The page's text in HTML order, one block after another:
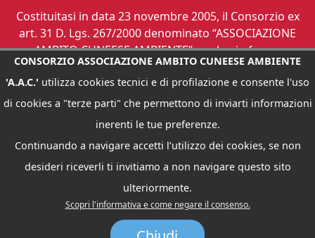
Costituitasi in data 23 novembre 2005, il Consorzio ex
art. 31 D. Lgs. 267/2000 denominato “ASSOCIAZIONE
AMBITO CUNEESE AMBIENTE”, svolge in forma
associata le funzioni di governo di ambito dei servizi
relativi ai rifiuti urbani, ai sensi dell’art. 12 L. R.
24.10.2002, n. 24.
CONSORZIO ASSOCIAZIONE AMBITO CUNEESE AMBIENTE "A.A.C." -
INDIRIZZO : VIA ROMA, 91 - 12045 FOSSANO (CN) TEL. 347.50.17.008 -
FAX: 0172 68858 - C.F.: 92016220045
EMAIL :ATORIFIUTI.CUNEO@EMAIL.IT- PEC :
ATORIFIUTI.CUNEO@LEGAL.EMAIL.IT|INFORMATIVA PRIVACY
AREA RISERVATA
CONSORZIO ASSOCIAZIONE AMBITO CUNEESE AMBIENTE
'A.A.C.' utilizza cookies tecnici e di profilazione e consente l'uso
di cookies a "terze parti" che permettono di inviarti informazioni
inerenti le tue preferenze.
Continuando a navigare accetti l’utilizzo dei cookies, se non
desideri riceverli ti invitiamo a non navigare questo sito
ulteriormente.
Scopri l'informativa e come negare il consenso.